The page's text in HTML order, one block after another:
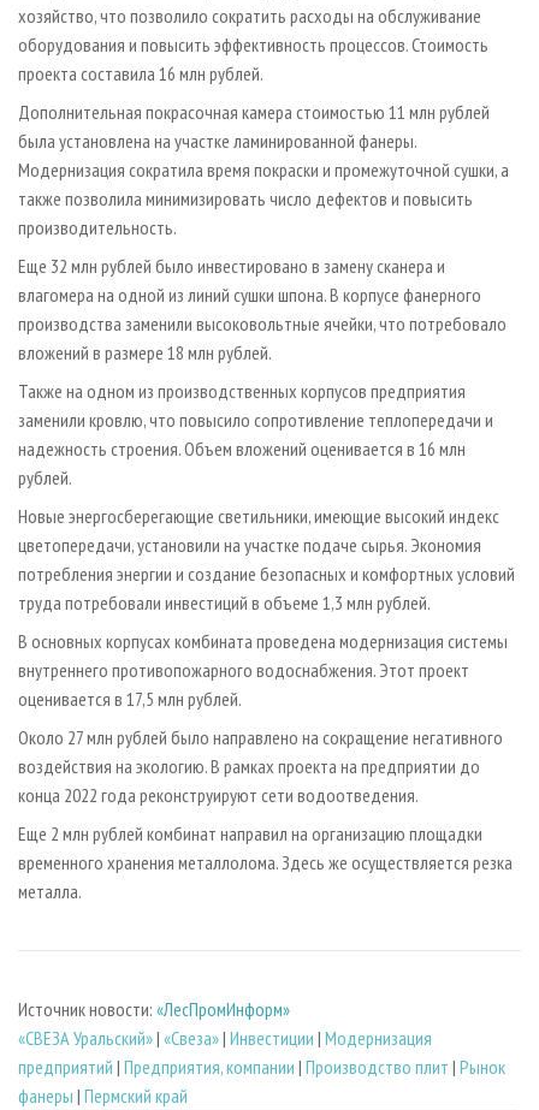
БИОЭНЕРГЕТИКА
ЦБП
RUSSIAN FORESTRY REVIEW
ГАЗЕТА ЛЕСПРОМФОРУМ
хозяйство, что позволило сократить расходы на обслуживание
оборудования и повысить эффективность процессов. Стоимость
проекта составила 16 млн рублей.
Дополнительная покрасочная камера стоимостью 11 млн рублей
была установлена на участке ламинированной фанеры.
Модернизация сократила время покраски и промежуточной сушки, а
также позволила минимизировать число дефектов и повысить
производительность.
Еще 32 млн рублей было инвестировано в замену сканера и
влагомера на одной из линий сушки шпона. В корпусе фанерного
производства заменили высоковольтные ячейки, что потребовало
вложений в размере 18 млн рублей.
Также на одном из производственных корпусов предприятия
заменили кровлю, что повысило сопротивление теплопередачи и
надежность строения. Объем вложений оценивается в 16 млн
рублей.
Новые энергосберегающие светильники, имеющие высокий индекс
цветопередачи, установили на участке подаче сырья. Экономия
потребления энергии и создание безопасных и комфортных условий
труда потребовали инвестиций в объеме 1,3 млн рублей.
В основных корпусах комбината проведена модернизация системы
внутреннего противопожарного водоснабжения. Этот проект
оценивается в 17,5 млн рублей.
Около 27 млн рублей было направлено на сокращение негативного
воздействия на экологию. В рамках проекта на предприятии до
конца 2022 года реконструируют сети водоотведения.
Еще 2 млн рублей комбинат направил на организацию площадки
временного хранения металлолома. Здесь же осуществляется резка
металла.
Источник новости: «ЛесПромИнформ»
«СВЕЗА Уральский»| «Свеза»| Инвестиции | Модернизация
предприятий | Предприятия, компании | Производство плит | Рынок
фанеры | Пермский край